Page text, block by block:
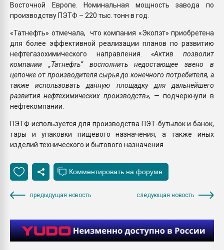
Восточной Европе. Номинальная мощность завода по
производству ПЭТФ – 220 тыс. тонн в год.
«Татнефть» отмечала, что компания «Экопэт» приобретена
для более эффективной реализации планов по развитию
нефтегазохимического направления.«Актив позволит
компании
„Татнефть“ восполнить недостающее звено в
цепочке от производителя сырья до конечного потребителя, а
также использовать данную площадку для дальнейшего
развития нефтехимических производств», — подчеркнули в
нефтекомпании.
ПЭТФ используется для производства ПЭТ-бутылок и банок,
тары и упаковки пищевого назначения, а также иных
изделий технического и бытового назначения.
предыдущая новость следующая новость